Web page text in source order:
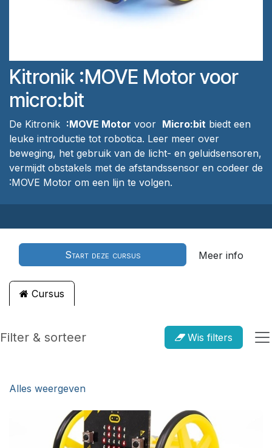
Kitronik :MOVE Motor voor
micro:bit
De Kitronik :MOVE Motor voor Micro:bit biedt een
leuke introductie tot robotica. Leer meer over
beweging, het gebruik van de licht- en geluidsensoren,
vermijdt obstakels met de afstandssensor en codeer de
:MOVE Motor om een ​​lijn te volgen.
Start deze cursus Meer info
Cursus
Filter & sorteer Wis filters
Alles weergeven